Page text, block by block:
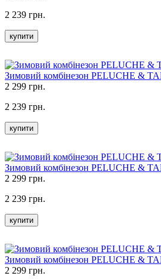
2 239 грн.
купити
Зимовий комбінезон PELUCHE &
2 299 грн.
2 239 грн.
купити
Зимовий комбінезон PELUCHE &
2 299 грн.
2 239 грн.
купити
Зимовий комбінезон PELUCHE &
2 299 грн.